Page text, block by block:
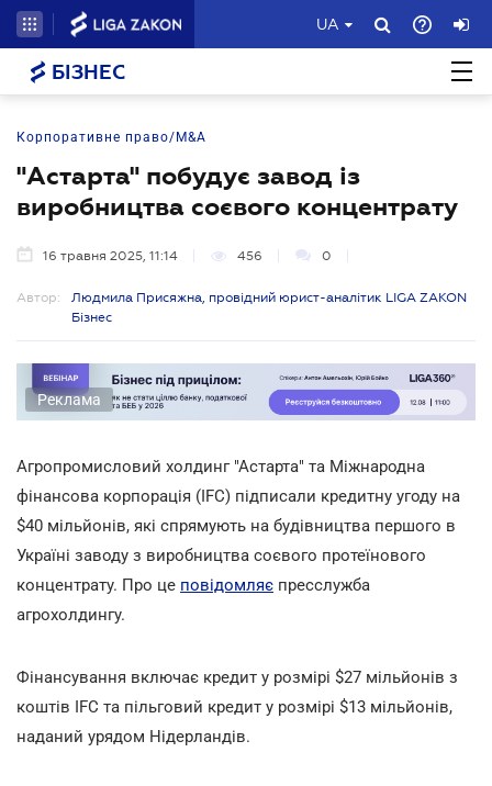
UA
БІЗНЕС
Корпоративне право/M&A
"Астарта" побудує завод із
виробництва соєвого концентрату
16 травня 2025, 11:14 456 0
Автор:
Людмила Присяжна, провідний юрист-аналітик LIGA ZAKON
Бізнес
Реклама
Агропромисловий холдинг "Астарта" та Міжнародна
фінансова корпорація (IFC) підписали кредитну угоду на
$40 мільйонів, які спрямують на будівництва першого в
Україні заводу з виробництва соєвого протеїнового
концентрату. Про це повідомляє пресслужба
агрохолдингу.
Фінансування включає кредит у розмірі $27 мільйонів з
коштів IFC та пільговий кредит у розмірі $13 мільйонів,
наданий урядом Нідерландів.